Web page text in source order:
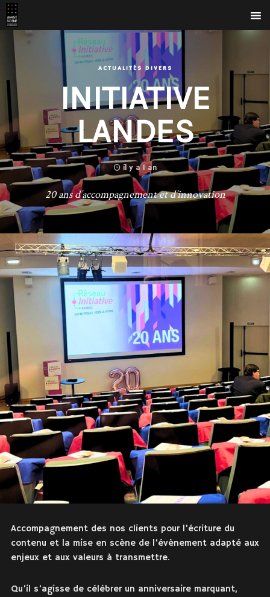
ACTUALITÉS DIVERS
INITIATIVE
LANDES
il y a 1 an
20 ans d’accompagnement et d’innovation
Accompagnement des nos clients pour l’écriture du
contenu et la mise en scène de l’évènement adapté aux
enjeux et aux valeurs à transmettre.
Qu’il s’agisse de célébrer un anniversaire marquant,